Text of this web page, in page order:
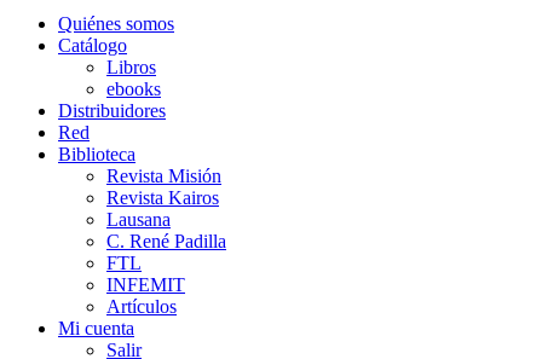
Quiénes somos
Catálogo
Libros
ebooks
Distribuidores
Red
Biblioteca
Revista Misión
Revista Kairos
Lausana
C. René Padilla
FTL
INFEMIT
Artículos
Mi cuenta
Salir